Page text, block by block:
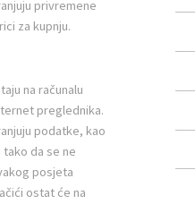
30 mm
privremene
za kupnju.
na računalu
preglednika.
podatke, kao
da se ne
posjeta
ostat će na